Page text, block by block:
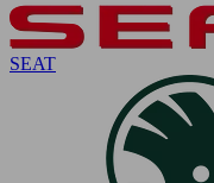
SEAT